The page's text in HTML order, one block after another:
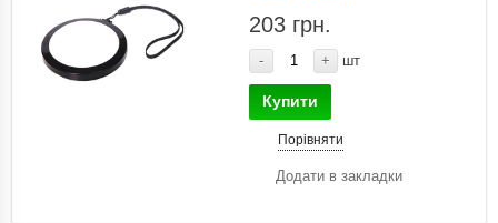
203 грн.
- + шт
Купити
Порівняти
Додати в закладки